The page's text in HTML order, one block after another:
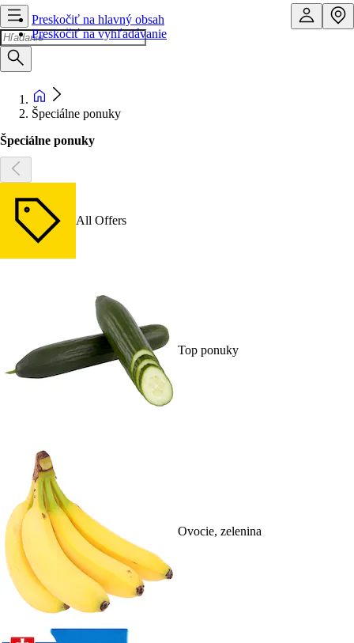
Preskočiť na hlavný obsah
Preskočiť na vyhľadávanie
Špeciálne ponuky
Špeciálne ponuky
All Offers
Top ponuky
Ovocie, zelenina